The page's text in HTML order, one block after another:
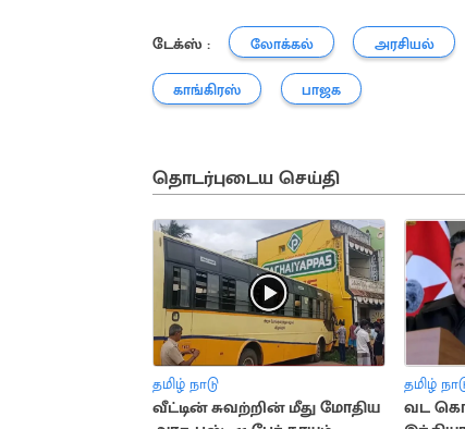
டேக்ஸ் : லோக்கல் அரசியல்
காங்கிரஸ் பாஜக
தொடர்புடைய செய்தி
தமிழ் நாடு
வீட்டின் சுவற்றின் மீது மோதிய
தமிழ்
வட